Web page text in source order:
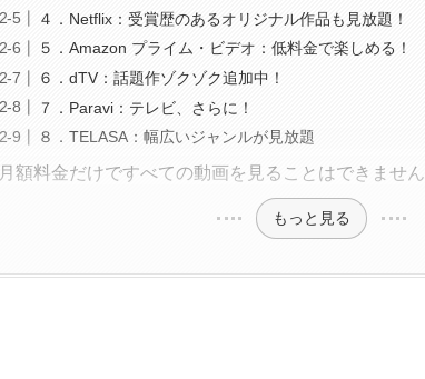
４．Netflix：受賞歴のあるオリジナル作品も見放題！
５．Amazon プライム・ビデオ：低料金で楽しめる！
６．dTV：話題作ゾクゾク追加中！
７．Paravi：テレビ、さらに！
８．TELASA：幅広いジャンルが見放題
月額料金だけですべての動画を見ることはできません
もっと見る